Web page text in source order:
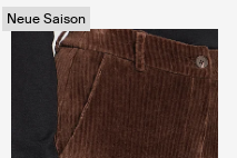
Neue Saison